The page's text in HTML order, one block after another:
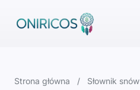
Strona główna / Słownik snów